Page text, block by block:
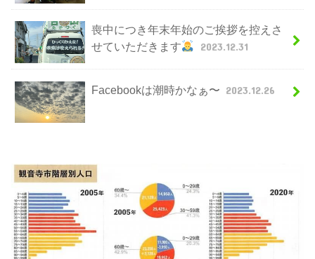
喪中につき年末年始のご挨拶を控えさ
せていただきます
2023.12.31
Facebookは潮時かなぁ〜 2023.12.26